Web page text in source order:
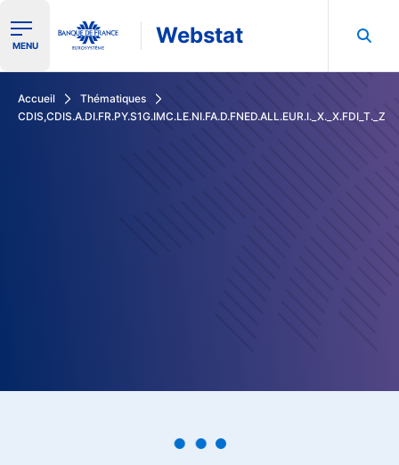
Ouvrir le menu de navigation
MENU Webstat
Accueil
Thématiques
CDIS,CDIS.A.DI.FR.PY.S1G.IMC.LE.NI.FA.D.FNED.ALL.EUR.I._X._X.FDI_T._Z